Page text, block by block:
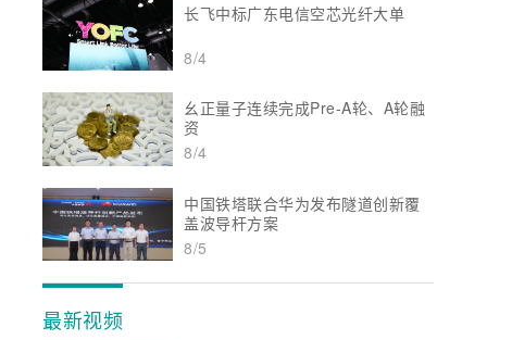
长飞中标广东电信空芯光纤大单
8/4
幺正量子连续完成Pre-A轮、A轮融
资
8/4
中国铁塔联合华为发布隧道创新覆
盖波导杆方案
8/5
最新视频